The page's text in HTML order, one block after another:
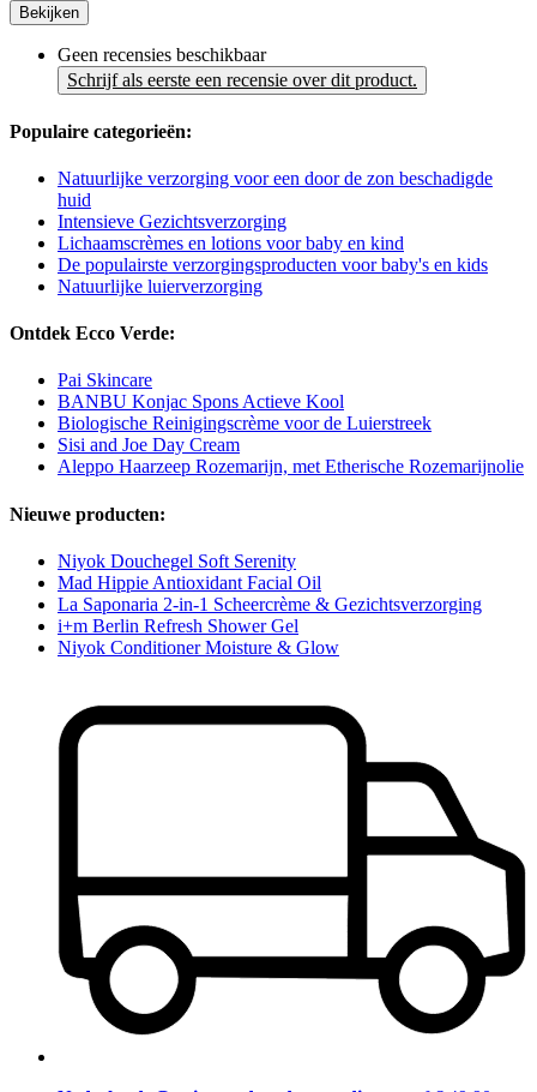
Bekijken
Geen recensies beschikbaar
Schrijf als eerste een recensie over dit product.
Populaire categorieën:
Natuurlijke verzorging voor een door de zon beschadigde
huid
Intensieve Gezichtsverzorging
Lichaamscrèmes en lotions voor baby en kind
De populairste verzorgingsproducten voor baby's en kids
Natuurlijke luierverzorging
Ontdek Ecco Verde:
Pai Skincare
BANBU Konjac Spons Actieve Kool
Biologische Reinigingscrème voor de Luierstreek
Sisi and Joe Day Cream
Aleppo Haarzeep Rozemarijn, met Etherische Rozemarijnolie
Nieuwe producten:
Niyok Douchegel Soft Serenity
Mad Hippie Antioxidant Facial Oil
La Saponaria 2-in-1 Scheercrème & Gezichtsverzorging
i+m Berlin Refresh Shower Gel
Niyok Conditioner Moisture & Glow